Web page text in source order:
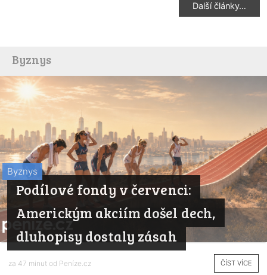
Další články…
Byznys
Byznys
Podílové fondy v červenci:
Americkým akciím došel dech,
dluhopisy dostaly zásah
za 47 minut od Peníze.cz ČÍST VÍCE